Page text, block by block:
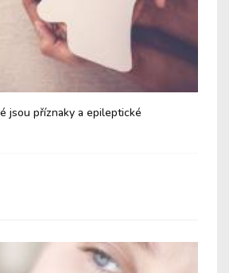
jsou příznaky a epileptické